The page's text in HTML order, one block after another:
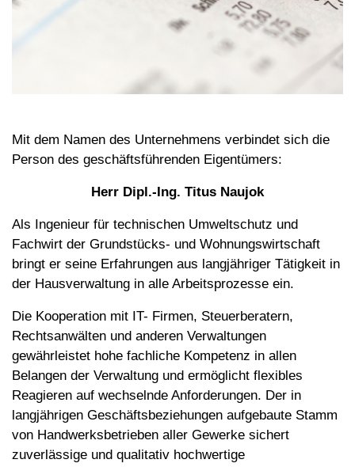
Mit dem Namen des Unternehmens verbindet sich die
Person des geschäftsführenden Eigentümers:
Herr Dipl.-Ing. Titus Naujok
Als Ingenieur für technischen Umweltschutz und
Fachwirt der Grundstücks- und Wohnungswirtschaft
bringt er seine Erfahrungen aus langjähriger Tätigkeit in
der Hausverwaltung in alle Arbeitsprozesse ein.
Die Kooperation mit IT- Firmen, Steuerberatern,
Rechtsanwälten und anderen Verwaltungen
gewährleistet hohe fachliche Kompetenz in allen
Belangen der Verwaltung und ermöglicht flexibles
Reagieren auf wechselnde Anforderungen. Der in
langjährigen Geschäftsbeziehungen aufgebaute Stamm
von Handwerksbetrieben aller Gewerke sichert
zuverlässige und qualitativ hochwertige